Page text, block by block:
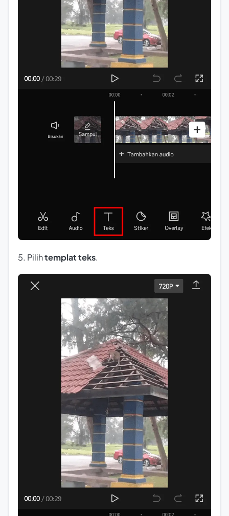
5. Pilihtemplat teks.